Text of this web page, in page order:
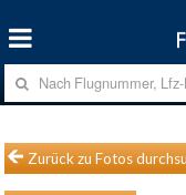
Zurück zu Fotos